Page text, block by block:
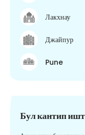
Лакхнау
Джайпур
Pune
Бул кантип